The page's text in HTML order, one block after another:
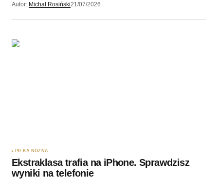
Autor: Michał Rosiński21/07/2026
PIŁKA NOŻNA
Ekstraklasa trafia na iPhone. Sprawdzisz
wyniki na telefonie